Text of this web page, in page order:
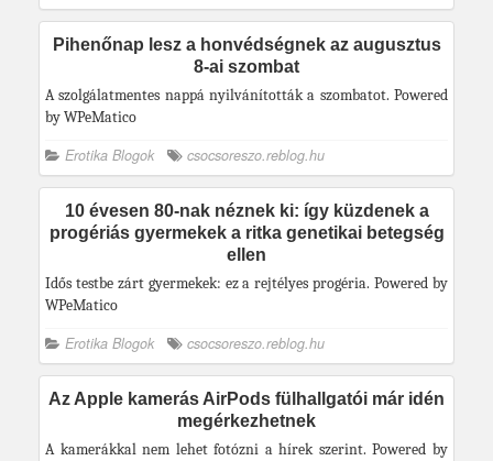
Pihenőnap lesz a honvédségnek az augusztus
8-ai szombat
A szolgálatmentes nappá nyilvánították a szombatot. Powered
by WPeMatico
Erotika Blogok csocsoreszo.reblog.hu
10 évesen 80-nak néznek ki: így küzdenek a
progériás gyermekek a ritka genetikai betegség
ellen
Idős testbe zárt gyermekek: ez a rejtélyes progéria. Powered by
WPeMatico
Erotika Blogok csocsoreszo.reblog.hu
Az Apple kamerás AirPods fülhallgatói már idén
megérkezhetnek
A kamerákkal nem lehet fotózni a hírek szerint. Powered by